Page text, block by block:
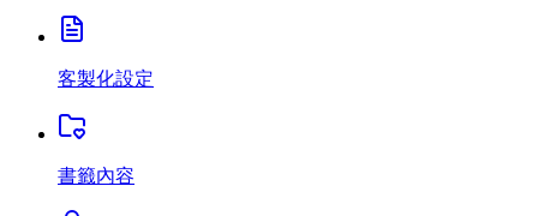
客製化設定
書籤內容